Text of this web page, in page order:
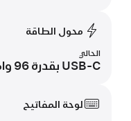
محول الطاقة
الحالي
USB‑C بقدرة 96 واط
لوحة المفاتيح